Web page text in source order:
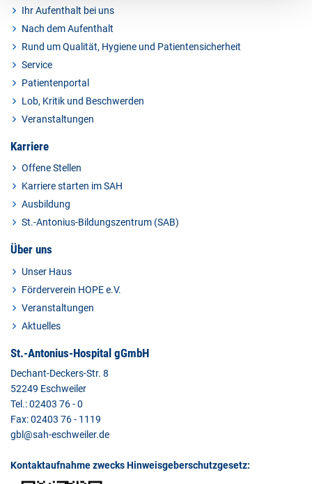
Ihr Aufenthalt bei uns
Nach dem Aufenthalt
Rund um Qualität, Hygiene und Patientensicherheit
Service
Patientenportal
Lob, Kritik und Beschwerden
Veranstaltungen
Karriere
Offene Stellen
Karriere starten im SAH
Ausbildung
St.-Antonius-Bildungszentrum (SAB)
Über uns
Unser Haus
Förderverein HOPE e.V.
Veranstaltungen
Aktuelles
St.-Antonius-Hospital gGmbH
Dechant-Deckers-Str. 8
52249 Eschweiler
Tel.: 02403 76 - 0
Fax: 02403 76 - 1119
gbl@sah-eschweiler.de
Kontaktaufnahme zwecks Hinweisgeberschutzgesetz: